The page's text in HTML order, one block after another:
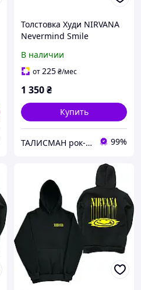
Толстовка Худи NIRVANA
Nevermind Smile
В наличии
от225₴/мес
1 350₴
Купить
ТАЛИСМАН рок-магазин 99%